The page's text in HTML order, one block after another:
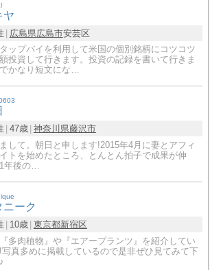
ヤ
広島県広島市安芸区
ップバイを利用して米国の個別銘柄にコツコツ
投資して行きます。投資の記録を書いて行きま
かなり短文にな…
47歳 神奈川県藤沢市
して。朝日と申します!2015年4月に妻とアフィ
トを始めたところ、とんとん拍子で成果が伸
年後の…
ニーク
10歳 東京都新宿区
多肉植物』や『エアープランツ』を紹介してい
写真多めに掲載しているので是非ぜひ見てみて下